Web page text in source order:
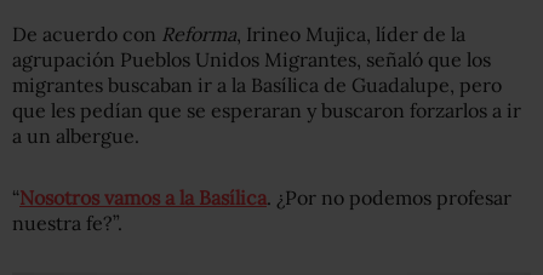
De acuerdo con Reforma, Irineo Mujica, líder de la
agrupación Pueblos Unidos Migrantes, señaló que los
migrantes buscaban ir a la Basílica de Guadalupe, pero
que les pedían que se esperaran y buscaron forzarlos a ir
a un albergue.
“Nosotros vamos a la Basílica. ¿Por no podemos profesar
nuestra fe?”.